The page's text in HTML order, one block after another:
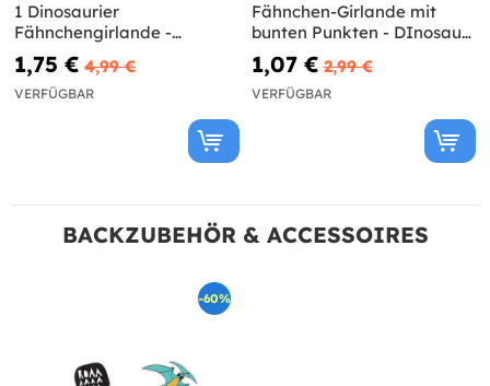
1 Dinosaurier
Fähnchengirlande -
Dinosaurs Party
1,75 € 4,99 €
VERFÜGBAR
Fähnchen-Girlande mit
bunten Punkten - DInosaur
Party
1,07 € 2,99 €
VERFÜGBAR
BACKZUBEHÖR & ACCESSOIRES
-60%